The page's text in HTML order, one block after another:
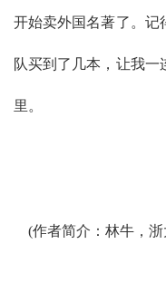
开始卖外国名著了。记
队买到了几本，让我一
里。
(作者简介：林牛，